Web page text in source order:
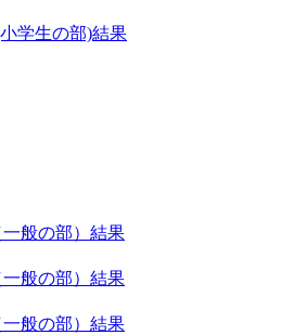
学生の部)結果
般の部）結果
般の部）結果
般の部）結果